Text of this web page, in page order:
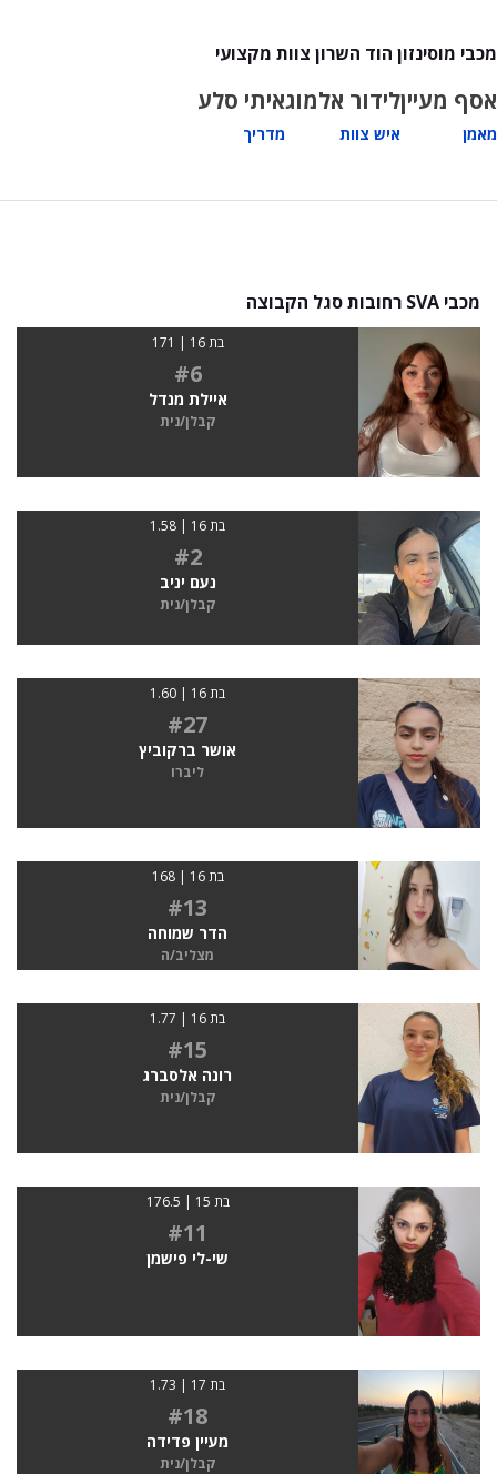
מכבי מוסינזון הוד השרון צוות מקצועי
אסף מעיין
מאמן
לידור אלמוג
איש צוות
איתי סלע
מדריך
מכבי SVA רחובות סגל הקבוצה
בת 16 | 171
#6
איילת מנדל
קבלן/נית
בת 16 | 1.58
#2
נעם יניב
קבלן/נית
בת 16 | 1.60
#27
אושר ברקוביץ
ליברו
בת 16 | 168
#13
הדר שמוחה
מצליב/ה
בת 16 | 1.77
#15
רונה אלסברג
קבלן/נית
בת 15 | 176.5
#11
שי-לי פישמן
בת 17 | 1.73
#18
מעיין פדידה
קבלן/נית